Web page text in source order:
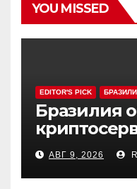
YOU MISSED
EDITOR'S PICK
Бразилия
заАВГ 9, 2026